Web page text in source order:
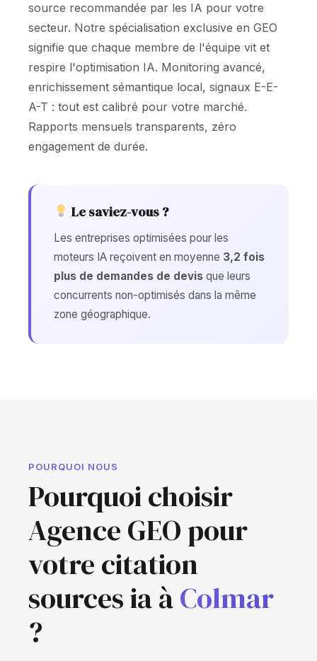
source recommandée par les IA pour votre
secteur. Notre spécialisation exclusive en GEO
signifie que chaque membre de l'équipe vit et
respire l'optimisation IA. Monitoring avancé,
enrichissement sémantique local, signaux E-E-
A-T : tout est calibré pour votre marché.
Rapports mensuels transparents, zéro
engagement de durée.
Le saviez-vous ?
Les entreprises optimisées pour les
moteurs IA reçoivent en moyenne 3,2 fois
plus de demandes de devis que leurs
concurrents non-optimisés dans la même
zone géographique.
POURQUOI NOUS
Pourquoi choisir
Agence GEO pour
votre citation
sources ia àColmar
?